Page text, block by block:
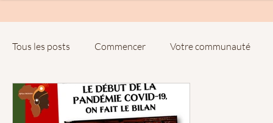
Tous les posts Commencer Votre communauté